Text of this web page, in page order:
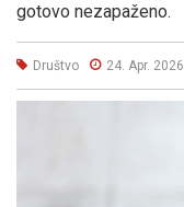
gotovo nezapaženo.
Društvo 24. Apr. 2026